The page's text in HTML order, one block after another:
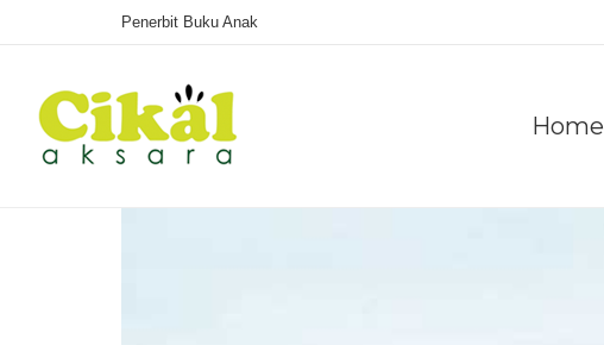
Penerbit Buku Anak
Home